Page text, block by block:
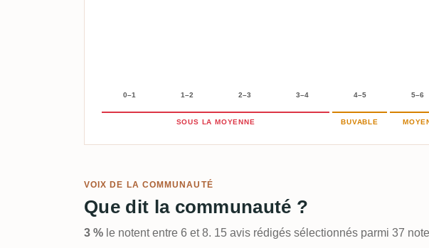
0–1 1–2 2–3 3–4 4–5 5–6
SOUS LA MOYENNE BUVABLE
VOIX DE LA COMMUNAUTÉ
Que dit la communauté ?
3 % le notent entre 6 et 8. 15 avis rédigés sélectionnés parmi 37